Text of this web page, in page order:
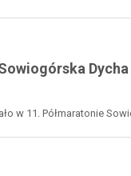
w 11. Półmaratonie